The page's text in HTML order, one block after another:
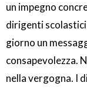
un impegno
dirigenti
giorno un
consapevolezza.
nella vergogna. I